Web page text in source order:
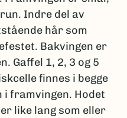
Indre del av
hår som
Bakvingen er
Gaffel 1, 2, 3 og 5
finnes i begge
i framvingen. Hodet
like lang som eller